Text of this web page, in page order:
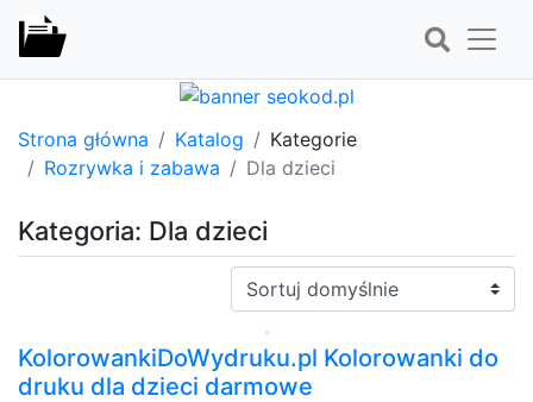
Strona główna Katalog
Kategorie
Rozrywka i zabawa
Dla dzieci
Kategoria: Dla dzieci
Sortuj:
KolorowankiDoWydruku.pl Kolorowanki do
druku dla dzieci darmowe